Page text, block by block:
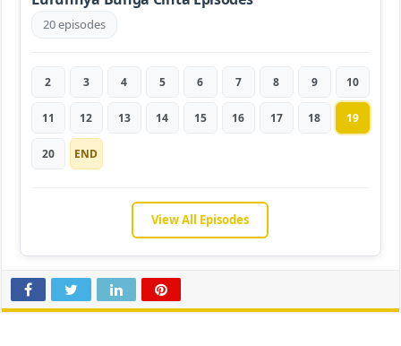
20 episodes
2 3 4 5 6 7 8 9 10
11 12 13 14 15 16 17 18 19
20 END
View All Episodes